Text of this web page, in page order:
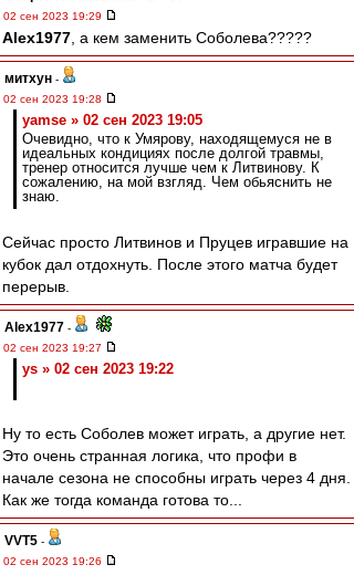
02 сен 2023 19:29
Alex1977 , а кем заменить Соболева?????
митхун -
02 сен 2023 19:28
yamse » 02 сен 2023 19:05
Очевидно, что к Умярову, находящемуся не в
идеальных кондициях после долгой травмы,
тренер относится лучше чем к Литвинову. К
сожалению, на мой взгляд. Чем обьяснить не
знаю.
Сейчас просто Литвинов и Пруцев игравшие на
кубок дал отдохнуть. После этого матча будет
перерыв.
Alex1977 -
02 сен 2023 19:27
ys » 02 сен 2023 19:22
Ну то есть Соболев может играть, а другие нет.
Это очень странная логика, что профи в
начале сезона не способны играть через 4 дня.
Как же тогда команда готова то...
VVT5 -
02 сен 2023 19:26